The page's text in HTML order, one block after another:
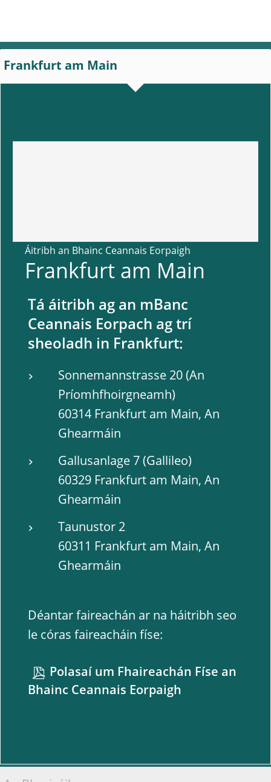
Frankfurt am Main
Áitribh an Bhainc Ceannais Eorpaigh
Frankfurt am Main
Tá áitribh ag an mBanc
Ceannais Eorpach ag trí
sheoladh in Frankfurt:
Sonnemannstrasse 20 (An
Príomhfhoirgneamh)
60314 Frankfurt am Main, An
Ghearmáin
Gallusanlage 7 (Gallileo)
60329 Frankfurt am Main, An
Ghearmáin
Taunustor 2
60311 Frankfurt am Main, An
Ghearmáin
Déantar faireachán ar na háitribh seo
le córas faireacháin físe:
Polasaí um Fhaireachán Físe an
Bhainc Ceannais Eorpaigh